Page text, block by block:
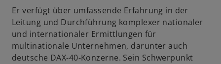
g
i
s
t
Er verfügt über umfassende Erfahrung in der
Leitung und Durchführung komplexer nationaler
und internationaler Ermittlungen für
multinationale Unternehmen, darunter auch
deutsche DAX-40-Konzerne. Sein Schwerpunkt